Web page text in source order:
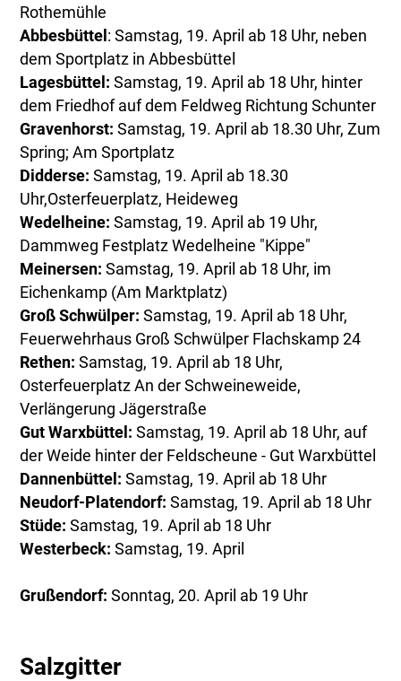
Rothemühle
Abbesbüttel : Samstag, 19. April ab 18 Uhr, neben
dem Sportplatz in Abbesbüttel
Lagesbüttel: Samstag, 19. April ab 18 Uhr, hinter
dem Friedhof auf dem Feldweg Richtung Schunter
Gravenhorst: Samstag, 19. April ab 18.30 Uhr, Zum
Spring; Am Sportplatz
Didderse:Samstag, 19. April ab 18.30
Uhr,Osterfeuerplatz, Heideweg
Wedelheine: Samstag, 19. April ab 19 Uhr,
Dammweg Festplatz Wedelheine "Kippe"
Meinersen:Samstag, 19. April ab 18 Uhr, im
Eichenkamp (Am Marktplatz)
Groß Schwülper: Samstag, 19. April ab 18 Uhr,
Feuerwehrhaus Groß Schwülper Flachskamp 24
Rethen: Samstag, 19. April ab 18 Uhr,
Osterfeuerplatz An der Schweineweide,
Verlängerung Jägerstraße
Gut Warxbüttel: Samstag, 19. April ab 18 Uhr, auf
der Weide hinter der Feldscheune - Gut Warxbüttel
Dannenbüttel:Samstag, 19. April ab 18 Uhr
Neudorf-Platendorf:Samstag, 19. April ab 18 Uhr
Stüde:Samstag, 19. April ab 18 Uhr
Westerbeck: Samstag, 19. April
Grußendorf: Sonntag, 20. April ab 19 Uhr
Salzgitter